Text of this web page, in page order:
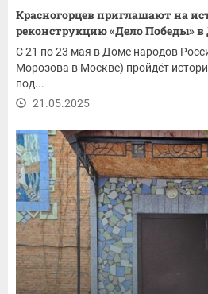
Красногорцев приглашают на
реконструкцию «Дело Победы»
С 21 по 23 мая в Доме народов
Морозова в Москве) пройдёт
под...
21.05.2025